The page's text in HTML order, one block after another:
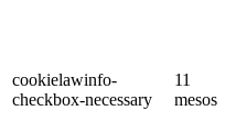
cookielawinfo-
checkbox-necessary
11
mesos